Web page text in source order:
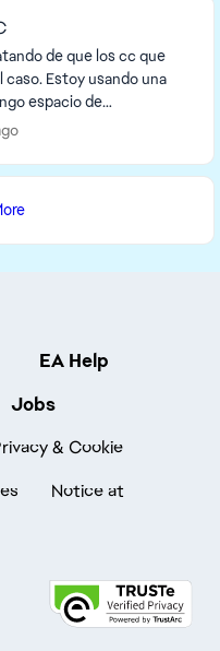
de que los cc que
una
espacio de
de la carpeta de
EA Help
Jobs
& Cookie
Notice at